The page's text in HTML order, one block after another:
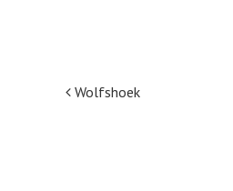
Post
Wolfshoek